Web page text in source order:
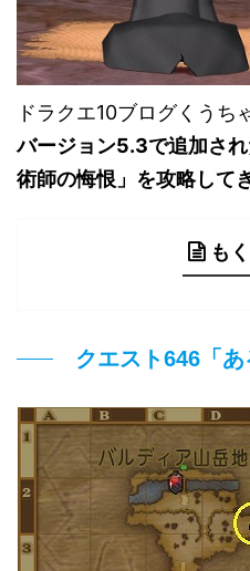
ドラクエ10ブログくうち
バージョン5.3で追加さ
術師の悔恨」を攻略して
も
クエスト646「あ